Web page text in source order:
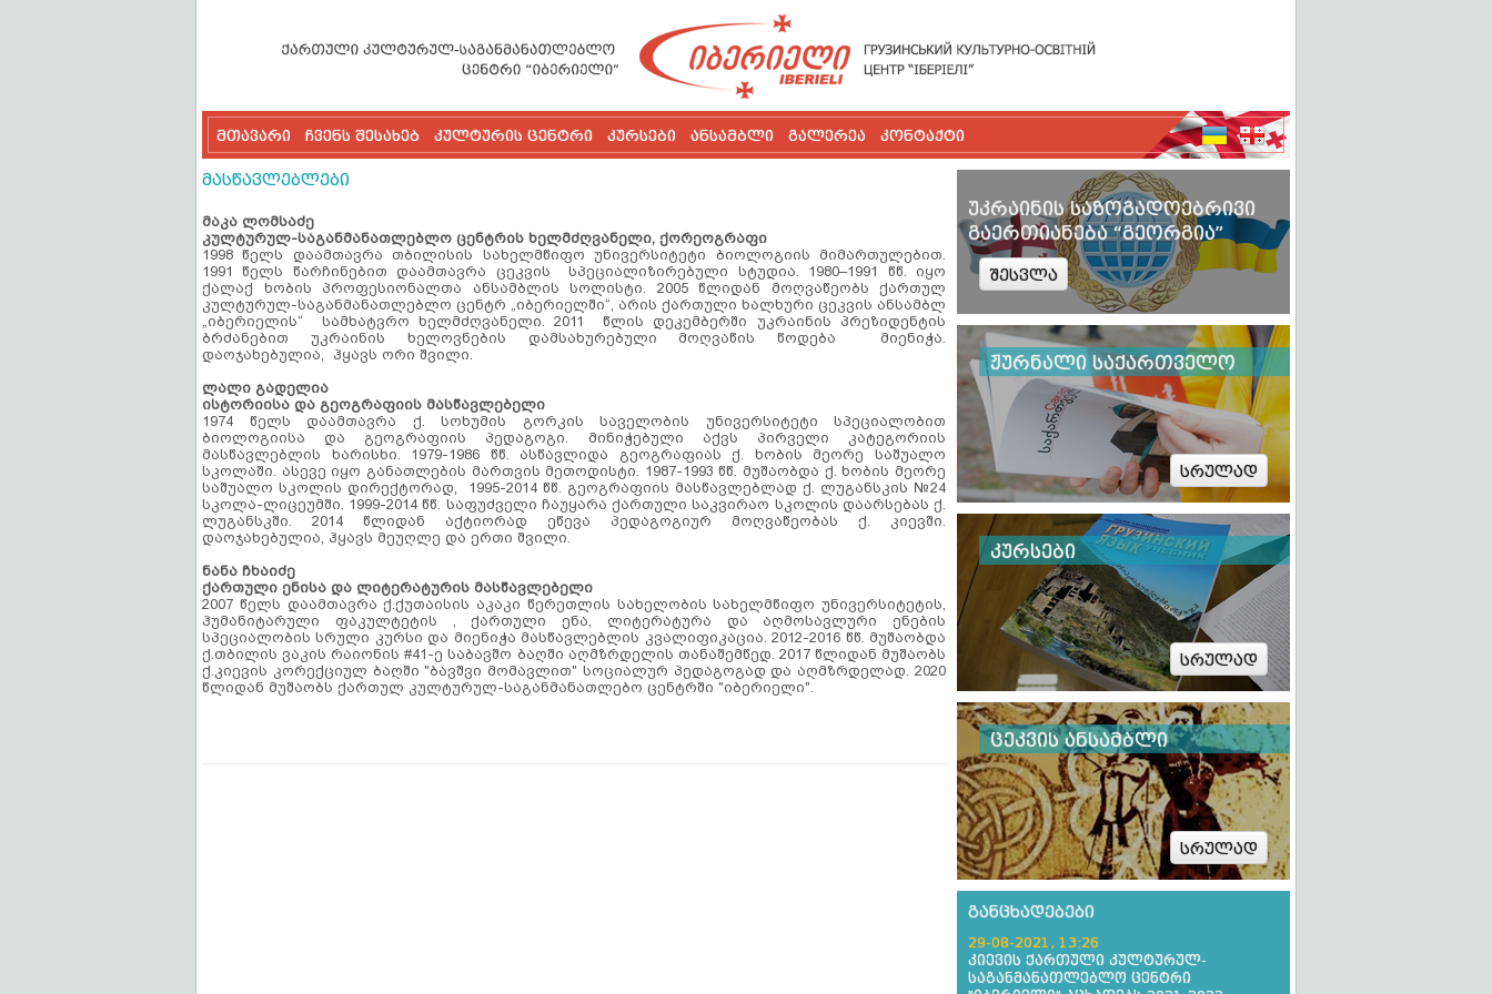
მთავარი ჩვენს შესახებ კულტურის ცენტრი კურსები ანსამბლი გალერეა კონტაქტი
მასწავლებლები
მაკა ლომსაძე
კულტურულ-საგანმანათლებლო ცენტრის ხელმძღვანელი, ქორეოგრაფი
1998 წელს დაამთავრა თბილისის სახელმწიფო უნივერსიტეტი ბიოლოგიის მიმართულებით.
1991 წელს წარჩინებით დაამთავრა ცეკვის სპეციალიზირებული სტუდია. 1980–1991 წწ. იყო
ქალაქ ხობის პროფესიონალთა ანსამბლის სოლისტი. 2005 წლიდან მოღვაწეობს ქართულ
კულტურულ-საგანმანათლებლო ცენტრ „იბერიელში“, არის ქართული ხალხური ცეკვის ანსამბლ
„იბერიელის“ სამხატვრო ხელმძღვანელი. 2011 წლის დეკემბერში უკრაინის პრეზიდენტის
ბრძანებით უკრაინის ხელოვნების დამსახურებული მოღვაწის წოდება მიენიჭა.
დაოჯახებულია, ჰყავს ორი შვილი.
ლალი გადელია
ისტორიისა და გეოგრაფიის მასწავლებელი
1974 წელს დაამთავრა ქ. სოხუმის გორკის საველობის უნივერსიტეტი სპეციალობით
ბიოლოგიისა და გეოგრაფიის პედაგოგი. მინიჭებული აქვს პირველი კატეგორიის
მასწავლებლის ხარისხი. 1979-1986 წწ. ასწავლიდა გეოგრაფიას ქ. ხობის მეორე საშუალო
სკოლაში. ასევე იყო განათლების მართვის მეთოდისტი. 1987-1993 წწ. მუშაობდა ქ. ხობის მეორე
საშუალო სკოლის დირექტორად, 1995-2014 წწ. გეოგრაფიის მასწავლებლად ქ. ლუგანსკის №24
სკოლა-ლიცეუმში. 1999-2014 წწ. საფუძველი ჩაუყარა ქართული საკვირაო სკოლის დაარსებას ქ.
ლუგანსკში. 2014 წლიდან აქტიორად ეწევა პედაგოგიურ მოღვაწეობას ქ. კიევში.
დაოჯახებულია, ჰყავს მეუღლე და ერთი შვილი.
ნანა ჩხაიძე
ქართული ენისა და ლიტერატურის მასწავლებელი
2007 წელს დაამთავრა ქ.ქუთაისის აკაკი წერეთლის სახელობის სახელმწიფო უნივერსიტეტის,
ჰუმანიტარული ფაკულტეტის , ქართული ენა, ლიტერატურა და აღმოსავლური ენების
სპეციალობის სრული კურსი და მიენიჭა მასწავლებლის კვალიფიკაცია. 2012-2016 წწ. მუშაობდა
ქ.თბილის ვაკის რაიონის #41-ე საბავშო ბაღში აღმზრდელის თანაშემწედ. 2017 წლიდან მუშაობს
ქ.კიევის კორექციულ ბაღში "ბავშვი მომავლით" სოციალურ პედაგოგად და აღმზრდელად. 2020
წლიდან მუშაობს ქართულ კულტურულ-საგანმანათლებო ცენტრში "იბერიელი".
უკრაინის საზოგადოებრივი
გაერთიანება “გეორგია”
შესვლა
ჟურნალი საქართველო
სრულად
კურსები
სრულად
ცეკვის ანსამბლი
სრულად
განცხადებები
29-08-2021, 13:26
კიევის ქართული კულტურულ-
საგანმანათლებლო ცენტრი